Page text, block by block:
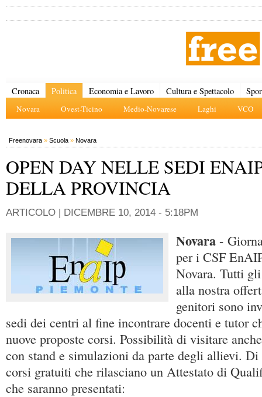
Cronaca Politica
Novara Ovest-Ticino Medio-Novarese Laghi VCO
Economia e Lavoro Cultura e Spettacolo
Freenovara » Scuola » Novara
OPEN DAY NELLE SEDI
DELLA PROVINCIA
ARTICOLO | DICEMBRE 10, 2014 - 5:18PM
Novara -
per i CSF
Novara. Tutti
alla nostra
genitori sono
sedi dei centri al fine incontrare docenti e tutor
nuove proposte corsi. Possibilità di visitare
con stand e simulazioni da parte degli allievi.
corsi gratuiti che rilasciano un Attestato di
che saranno presentati: